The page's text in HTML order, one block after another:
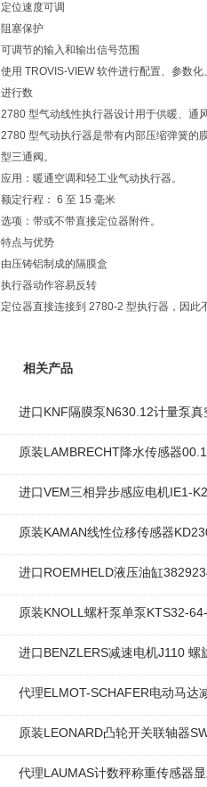
定位速度可调
阻塞保护
可调节的输入和输出信号范围
使用 TROVIS-VIEW 软件进行配置、参数
进行数
2780 型气动线性执行器设计用于供暖、通
2780 型气动执行器是带有内部压缩弹簧的
型三通阀。
应用：暖通空调和轻工业气动执行器。
额定行程： 6 至 15 毫米
选项：带或不带直接定位器附件。
特点与优势
由压铸铝制成的隔膜盒
执行器动作容易反转
定位器直接连接到 2780-2 型执行器，因此
相关产品
进口KNF隔膜泵N630.12计量泵真
原装LAMBRECHT降水传感器
进口VEM三相异步感应电机IE1-
原装KAMAN线性位移传感器
进口ROEMHELD液压油缸
原装KNOLL螺杆泵单泵KTS32-
进口BENZLERS减速电机J110 螺
代理ELMOT-SCHAFER电动马达
原装LEONARD凸轮开关联轴器‌
代理LAUMAS计数秤称重传感器